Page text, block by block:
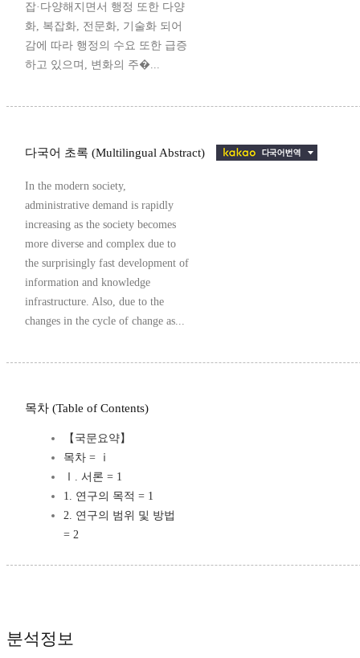
잡·다양해지면서 행정 또한 다양
화, 복잡화, 전문화, 기술화 되어
감에 따라 행정의 수요 또한 급증
하고 있으며, 변화의 주�...
다국어 초록 (Multilingual Abstract)
In the modern society,
administrative demand is rapidly
increasing as the society becomes
more diverse and complex due to
the surprisingly fast development of
information and knowledge
infrastructure. Also, due to the
changes in the cycle of change as...
목차 (Table of Contents)
【국문요약】
목차 = ⅰ
Ⅰ. 서론 = 1
1. 연구의 목적 = 1
2. 연구의 범위 및 방법
= 2
분석정보